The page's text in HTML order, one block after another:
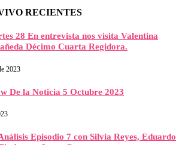
RECIENTES
28 En entrevista nos visita Valentina
Décimo Cuarta Regidora.
2023
De la Noticia 5 Octubre 2023
Episodio 7 con Silvia Reyes, Eduardo